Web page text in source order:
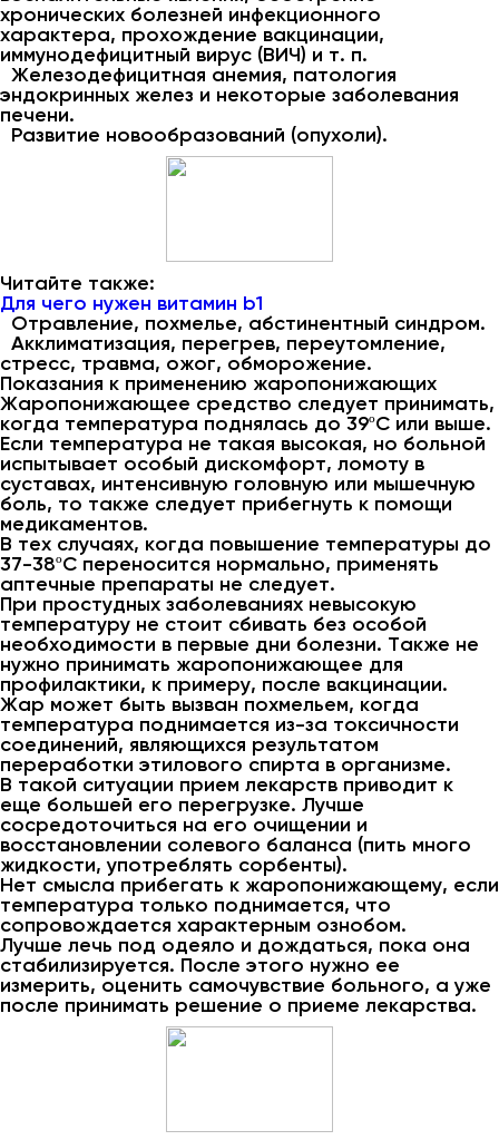
хронических болезней инфекционного
характера, прохождение вакцинации,
иммунодефицитный вирус (ВИЧ) и т. п.
Железодефицитная анемия, патология
эндокринных желез и некоторые заболевания
печени.
Развитие новообразований (опухоли).
Читайте также:
Для чего нужен витамин b1
Отравление, похмелье, абстинентный синдром.
Акклиматизация, перегрев, переутомление,
стресс, травма, ожог, обморожение.
Показания к применению жаропонижающих
Жаропонижающее средство следует принимать,
когда температура поднялась до 39ºС или выше.
Если температура не такая высокая, но больной
испытывает особый дискомфорт, ломоту в
суставах, интенсивную головную или мышечную
боль, то также следует прибегнуть к помощи
медикаментов.
В тех случаях, когда повышение температуры до
37-38ºС переносится нормально, применять
аптечные препараты не следует.
При простудных заболеваниях невысокую
температуру не стоит сбивать без особой
необходимости в первые дни болезни. Также не
нужно принимать жаропонижающее для
профилактики, к примеру, после вакцинации.
Жар может быть вызван похмельем, когда
температура поднимается из-за токсичности
соединений, являющихся результатом
переработки этилового спирта в организме.
В такой ситуации прием лекарств приводит к
еще большей его перегрузке. Лучше
сосредоточиться на его очищении и
восстановлении солевого баланса (пить много
жидкости, употреблять сорбенты).
Нет смысла прибегать к жаропонижающему, если
температура только поднимается, что
сопровождается характерным ознобом.
Лучше лечь под одеяло и дождаться, пока она
стабилизируется. После этого нужно ее
измерить, оценить самочувствие больного, а уже
после принимать решение о приеме лекарства.